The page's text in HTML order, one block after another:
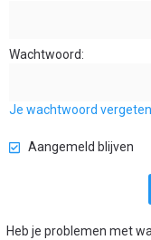
Wachtwoord
Je wachtwoord
Aangemeld blijven
Heb je problemen met